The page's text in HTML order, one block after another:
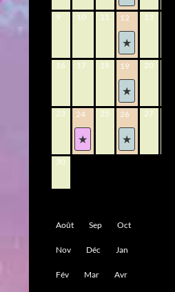
9 10 11 12 13
16 17 18 19 20
23 24 25 26 27
30
Août Sep Oct
Nov Déc Jan
Fév Mar Avr